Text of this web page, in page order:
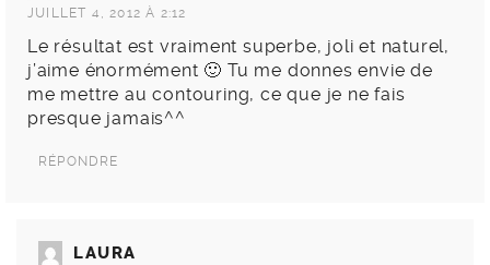
JUILLET 4, 2012 À 2:12
Le résultat est vraiment superbe, joli et naturel,
j’aime énormément 🙂 Tu me donnes envie de
me mettre au contouring, ce que je ne fais
presque jamais^^
RÉPONDRE
LAURA